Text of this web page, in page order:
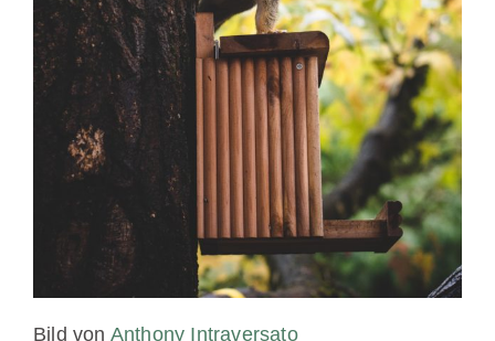
Bild von Anthony Intraversato